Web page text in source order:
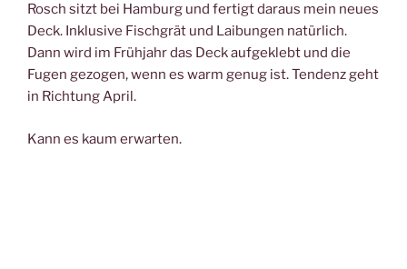
Rosch sitzt bei Hamburg und fertigt daraus mein neues
Deck. Inklusive Fischgrät und Laibungen natürlich.
Dann wird im Frühjahr das Deck aufgeklebt und die
Fugen gezogen, wenn es warm genug ist. Tendenz geht
in Richtung April.
Kann es kaum erwarten.